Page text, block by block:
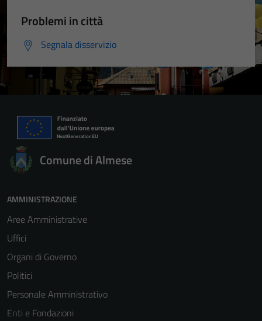
Problemi in città
Segnala disservizio
Comune di Almese
AMMINISTRAZIONE
Aree Amministrative
Uffici
Organi di Governo
Politici
Personale Amministrativo
Enti e Fondazioni